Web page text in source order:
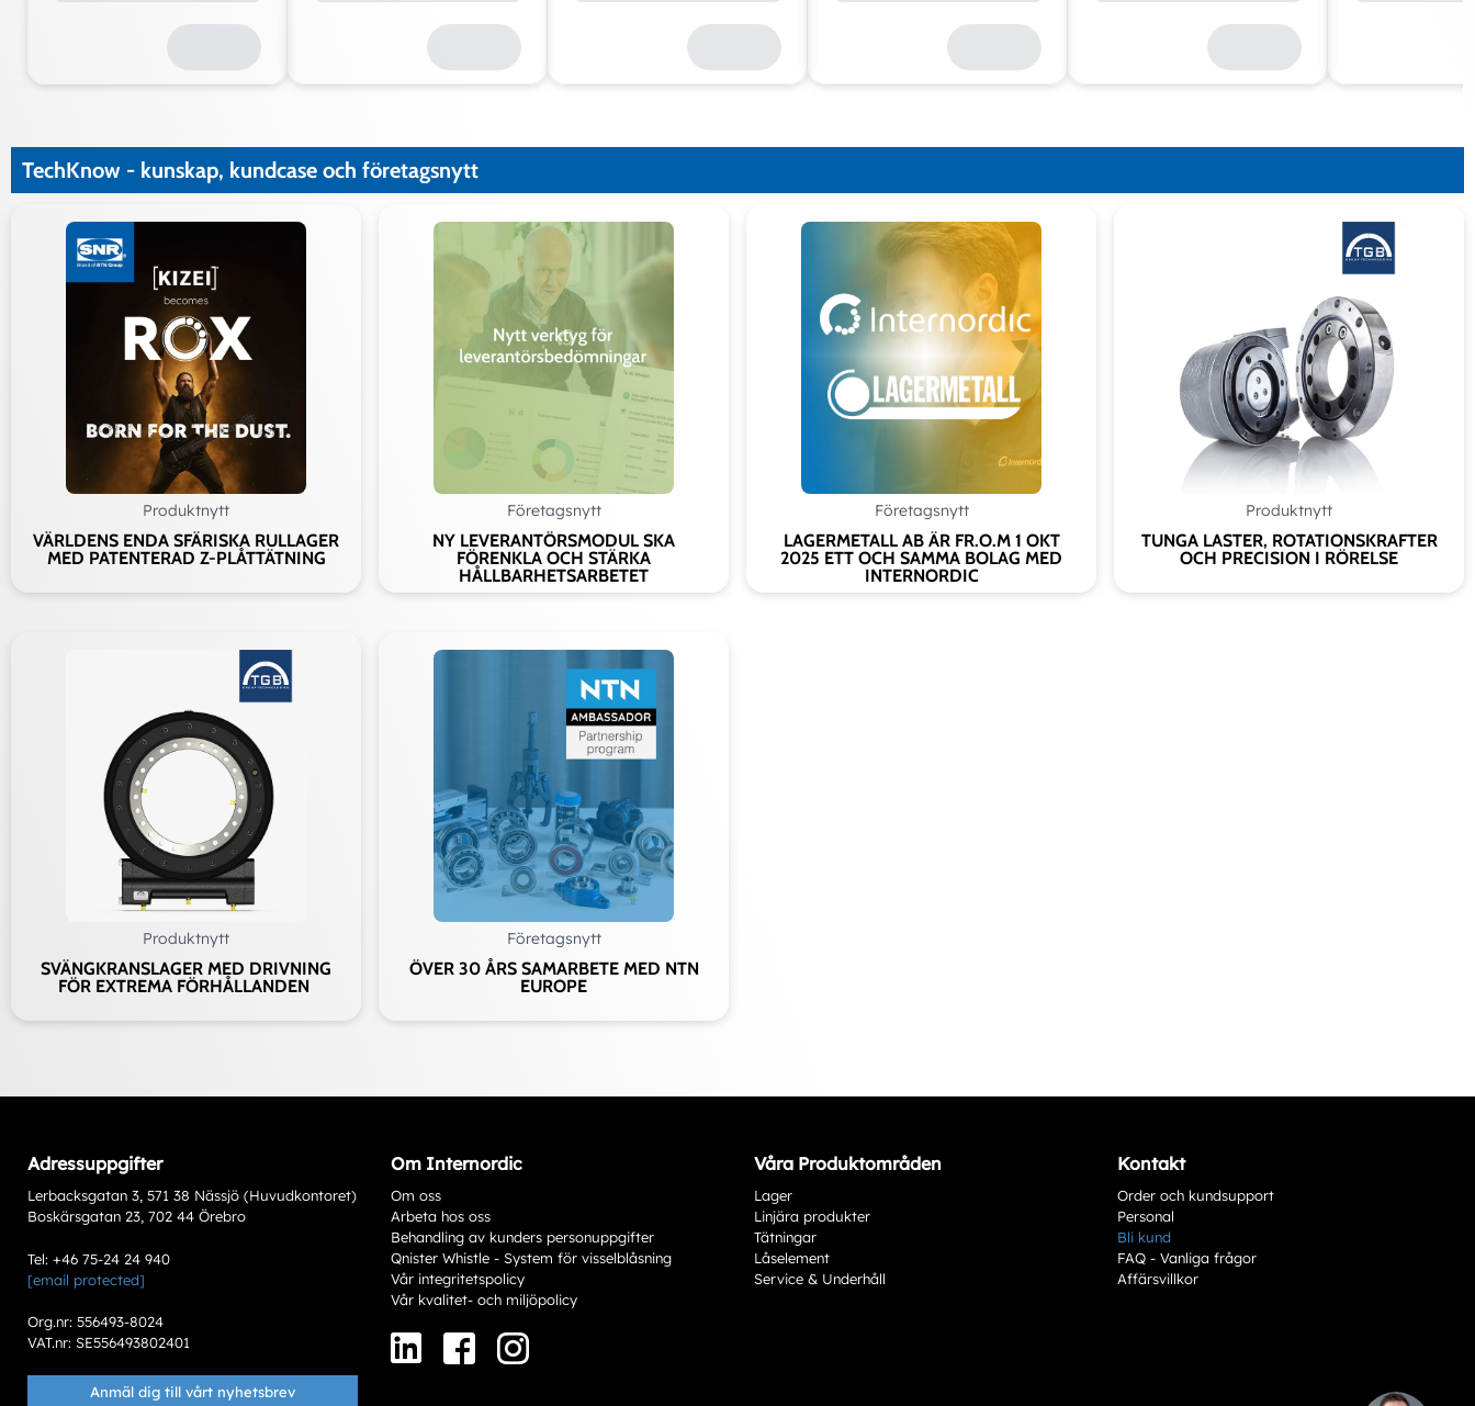
Add to existing cart row Add as new cart row
TechKnow - kunskap, kundcase och företagsnytt
Produktnytt
VÄRLDENS ENDA SFÄRISKA RULLAGER
MED PATENTERAD Z-PLÅTTÄTNING
Företagsnytt
NY LEVERANTÖRSMODUL SKA
FÖRENKLA OCH STÄRKA
HÅLLBARHETSARBETET
Företagsnytt
LAGERMETALL AB ÄR FR.O.M 1 OKT
2025 ETT OCH SAMMA BOLAG MED
INTERNORDIC
Produktnytt
TUNGA LASTER, ROTATIONSKRAFTER
OCH PRECISION I RÖRELSE
Produktnytt
SVÄNGKRANSLAGER MED DRIVNING
FÖR EXTREMA FÖRHÅLLANDEN
Företagsnytt
ÖVER 30 ÅRS SAMARBETE MED NTN
EUROPE
Adressuppgifter
Lerbacksgatan 3, 571 38 Nässjö (Huvudkontoret)
Boskärsgatan 23, 702 44 Örebro
Tel: +46 75-24 24 940
[email protected]
Org.nr: 556493-8024
VAT.nr: SE556493802401
Anmäl dig till vårt nyhetsbrev
Om Internordic
Om oss
Arbeta hos oss
Behandling av kunders personuppgifter
Qnister Whistle - System för visselblåsning
Vår integritetspolicy
Vår kvalitet- och miljöpolicy
Våra Produktområden
Lager
Linjära produkter
Tätningar
Låselement
Service & Underhåll
Kontakt
Order och kundsupport
Personal
Bli kund
FAQ - Vanliga frågor
Affärsvillkor